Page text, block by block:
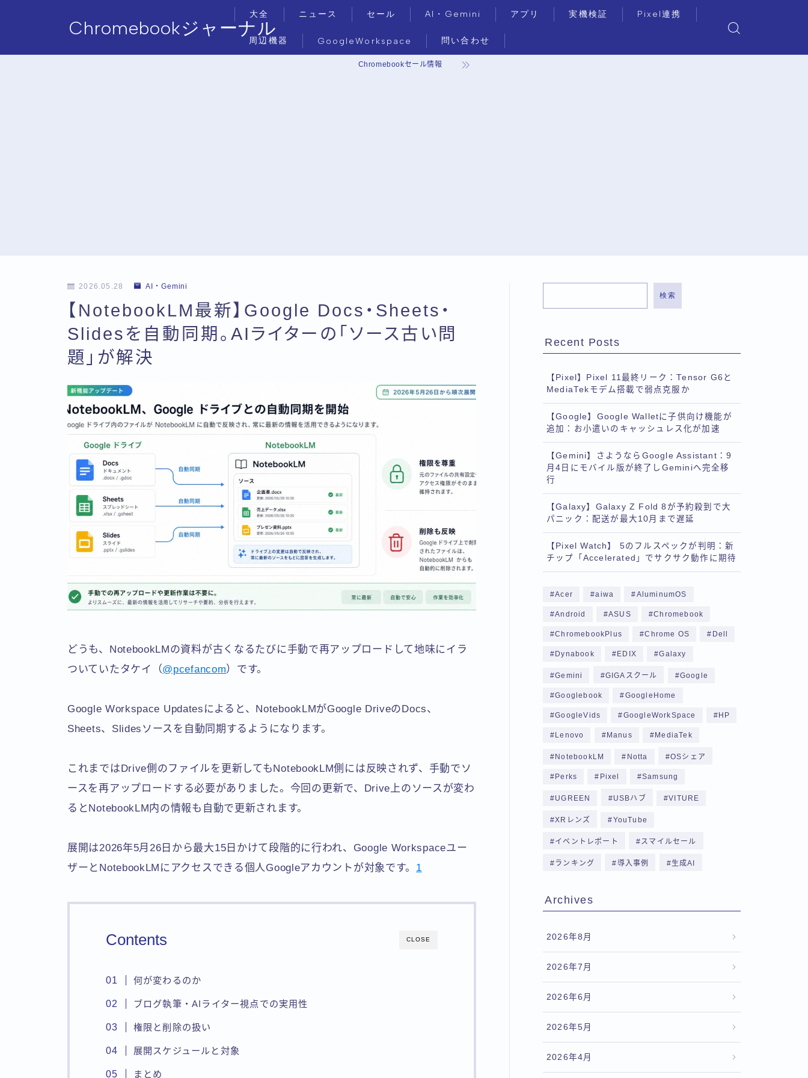
Chromebookジャーナル
大全 ニュース セール AI・Gemini アプリ 実機検証 Pixel連携
周辺機器 GoogleWorkspace 問い合わせ
Chromebookセール情報
2026.05.28 AI・Gemini
【NotebookLM最新】Google Docs・Sheets・
Slidesを自動同期。AIライターの「ソース古い問
題」が解決
どうも、NotebookLMの資料が古くなるたびに手動で再アップロードして地味にイラ
ついていたタケイ（@pcefancom）です。
Google Workspace Updatesによると、NotebookLMがGoogle DriveのDocs、
Sheets、Slidesソースを自動同期するようになります。
これまではDrive側のファイルを更新してもNotebookLM側には反映されず、手動でソ
ースを再アップロードする必要がありました。今回の更新で、Drive上のソースが変わ
るとNotebookLM内の情報も自動で更新されます。
展開は2026年5月26日から最大15日かけて段階的に行われ、Google Workspaceユー
ザーとNotebookLMにアクセスできる個人Googleアカウントが対象です。 1
CLOSE
Contents
何が変わるのか
ブログ執筆・AIライター視点での実用性
権限と削除の扱い
展開スケジュールと対象
まとめ
検索
Recent Posts
【Pixel】Pixel 11最終リーク：Tensor G6と
MediaTekモデム搭載で弱点克服か
【Google】Google Walletに子供向け機能が
追加：お小遣いのキャッシュレス化が加速
【Gemini】さようならGoogle Assistant：9
月4日にモバイル版が終了しGeminiへ完全移
行
【Galaxy】Galaxy Z Fold 8が予約殺到で大
パニック：配送が最大10月まで遅延
【Pixel Watch】 5のフルスペックが判明：新
チップ「Accelerated」でサクサク動作に期待
Acer aiwa AluminumOS
Android ASUS Chromebook
ChromebookPlus Chrome OS Dell
Dynabook EDIX Galaxy
Gemini GIGAスクール Google
Googlebook GoogleHome
GoogleVids GoogleWorkSpace HP
Lenovo Manus MediaTek
NotebookLM Notta OSシェア
Perks Pixel Samsung
UGREEN USBハブ VITURE
XRレンズ YouTube
イベントレポート スマイルセール
ランキング 導入事例 生成AI
Archives
2026年8月
2026年7月
2026年6月
2026年5月
2026年4月